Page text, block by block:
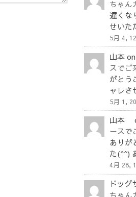
ちゃん
遅くな
せいた
5月 4,
山本 on
スでご
がとう
ャレ
5月 1,
山本
ースで
ありが
た(^^)
4月 28,
ドッグ